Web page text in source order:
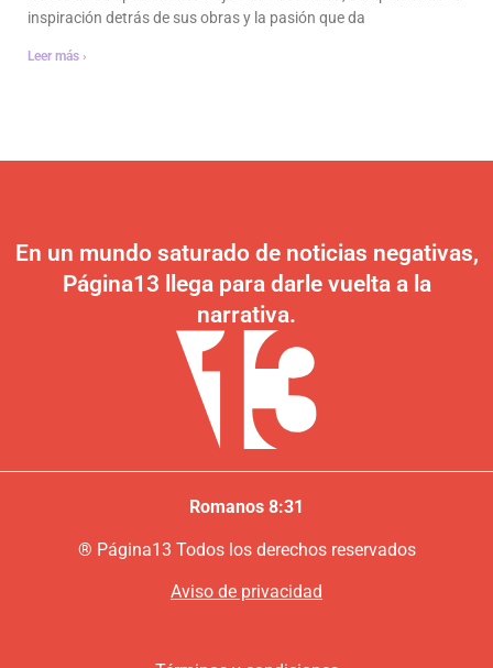
inspiración detrás de sus obras y la pasión que da
Leer más ›
En un mundo saturado de noticias negativas,
Página13 llega para darle vuelta a la
narrativa.
Romanos 8:31
® Página13 Todos los derechos reservados
Aviso de privacidad